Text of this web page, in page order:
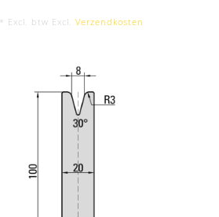
* Excl. btw Excl. Verzendkosten